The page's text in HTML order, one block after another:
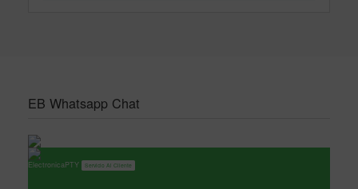
EB Whatsapp Chat
ElectronicaPTY Servicio Al Cliente